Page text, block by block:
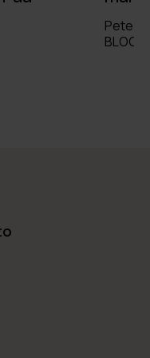
Pete
BLOGI